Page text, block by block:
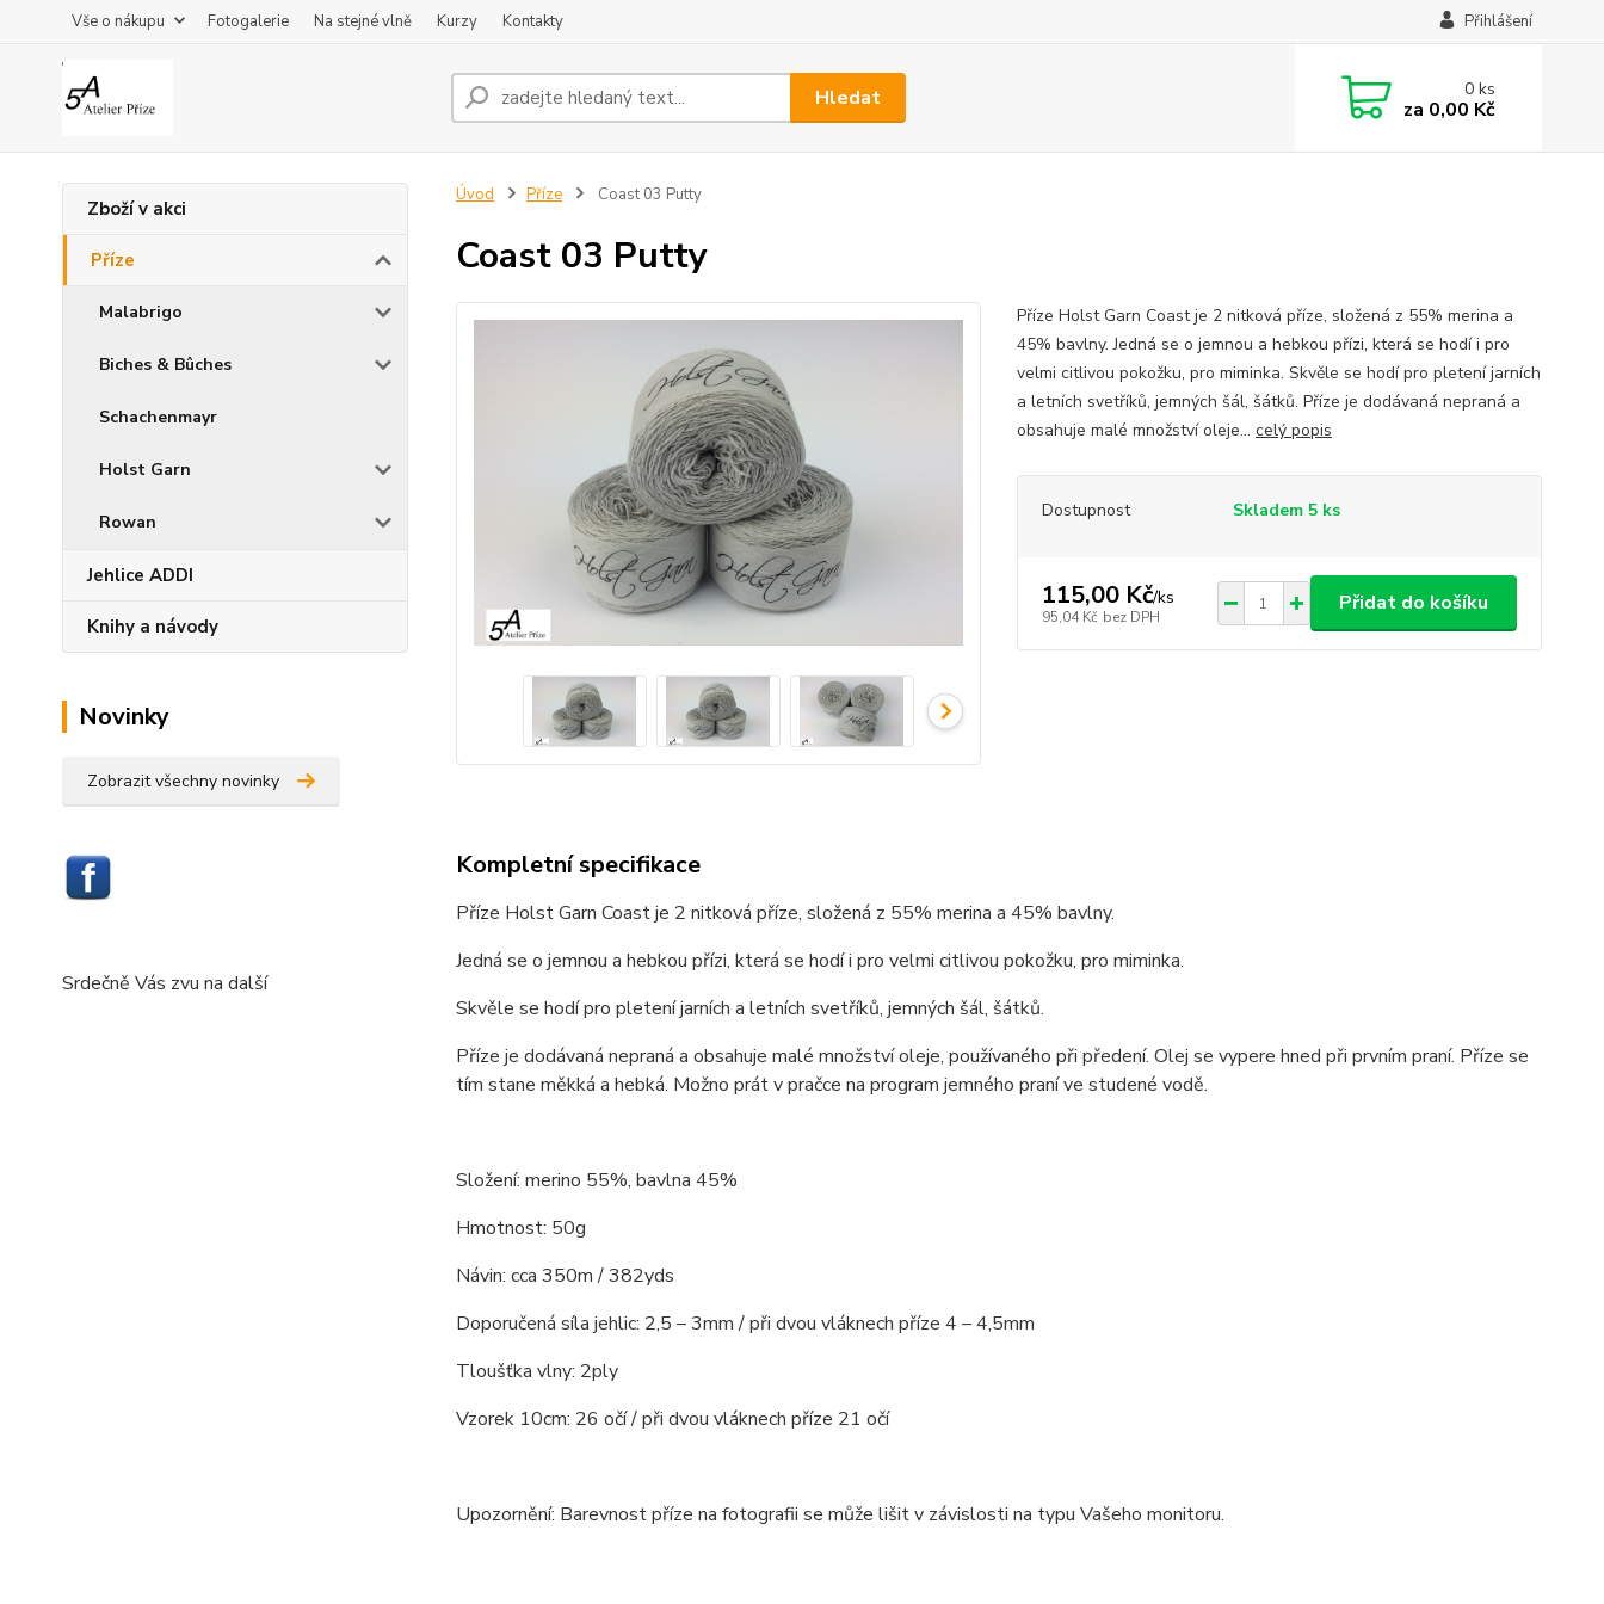
Vše o nákupu Fotogalerie Na stejné vlně Kurzy Kontakty Přihlášení
Hledat 0ks
za 0,00 Kč
Zboží v akci
Příze
Malabrigo
Biches & Bûches
Schachenmayr
Holst Garn
Rowan
Jehlice ADDI
Knihy a návody
Novinky
Zobrazit všechny novinky
Srdečně Vás zvu na další
Úvod Příze Coast 03 Putty
Coast 03 Putty
Příze Holst Garn Coast je 2 nitková příze, složená z 55% merina a
45% bavlny. Jedná se o jemnou a hebkou přízi, která se hodí i pro
velmi citlivou pokožku, pro miminka. Skvěle se hodí pro pletení jarních
a letních svetříků, jemných šál, šátků. Příze je dodávaná nepraná a
obsahuje malé množství oleje... celý popis
Dostupnost Skladem 5 ks
115,00 Kč/ks
95,04 Kč bez DPH
Přidat do košíku
Kompletní specifikace
Příze Holst Garn Coast je 2 nitková příze, složená z 55% merina a 45% bavlny.
Jedná se o jemnou a hebkou přízi, která se hodí i pro velmi citlivou pokožku, pro miminka.
Skvěle se hodí pro pletení jarních a letních svetříků, jemných šál, šátků.
Příze je dodávaná nepraná a obsahuje malé množství oleje, používaného při předení. Olej se vypere hned při prvním praní. Příze se
tím stane měkká a hebká. Možno prát v pračce na program jemného praní ve studené vodě.
Složení: merino 55%, bavlna 45%
Hmotnost: 50g
Návin: cca 350m / 382yds
Doporučená síla jehlic: 2,5 – 3mm / při dvou vláknech příze 4 – 4,5mm
Tloušťka vlny: 2ply
Vzorek 10cm: 26 očí / při dvou vláknech příze 21 očí
Upozornění: Barevnost příze na fotografii se může lišit v závislosti na typu Vašeho monitoru.